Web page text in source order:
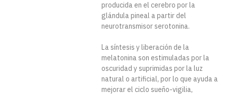
producida en el cerebro por la
glándula pineal a partir del
neurotransmisor serotonina.
La síntesis y liberación de la
melatonina son estimuladas por la
oscuridad y suprimidas por la luz
natural o artificial, por lo que ayuda a
mejorar el ciclo sueño-vigilia,